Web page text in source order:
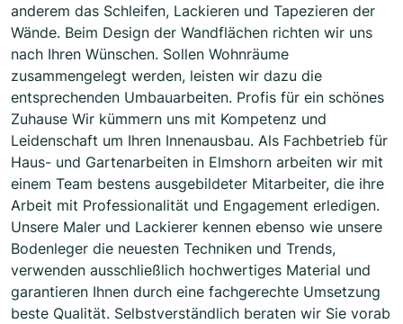
anderem das Schleifen, Lackieren und Tapezieren der
Wände. Beim Design der Wandflächen richten wir uns
nach Ihren Wünschen. Sollen Wohnräume
zusammengelegt werden, leisten wir dazu die
entsprechenden Umbauarbeiten. Profis für ein schönes
Zuhause Wir kümmern uns mit Kompetenz und
Leidenschaft um Ihren Innenausbau. Als Fachbetrieb für
Haus- und Gartenarbeiten in Elmshorn arbeiten wir mit
einem Team bestens ausgebildeter Mitarbeiter, die ihre
Arbeit mit Professionalität und Engagement erledigen.
Unsere Maler und Lackierer kennen ebenso wie unsere
Bodenleger die neuesten Techniken und Trends,
verwenden ausschließlich hochwertiges Material und
garantieren Ihnen durch eine fachgerechte Umsetzung
beste Qualität. Selbstverständlich beraten wir Sie vorab